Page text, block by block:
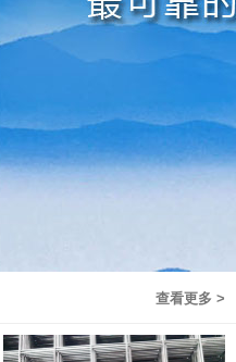
查看更多 >